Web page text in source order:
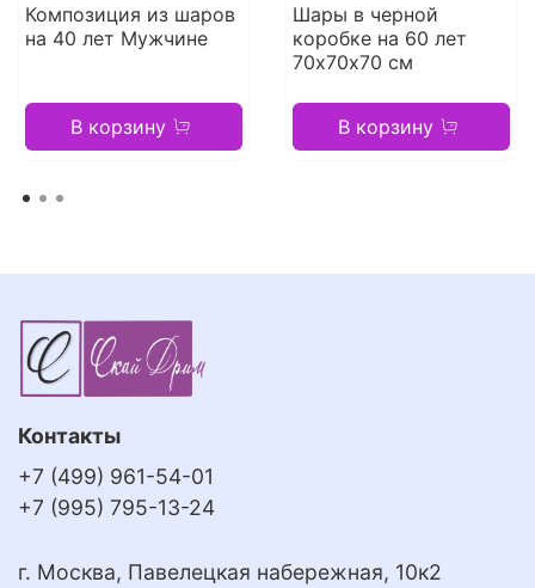
Композиция из шаров
на 40 лет Мужчине
В корзину
Шары в черной
коробке на 60 лет
70х70х70 см
В корзину
Контакты
+7 (499) 961-54-01
+7 (995) 795-13-24
г. Москва, Павелецкая набережная, 10к2